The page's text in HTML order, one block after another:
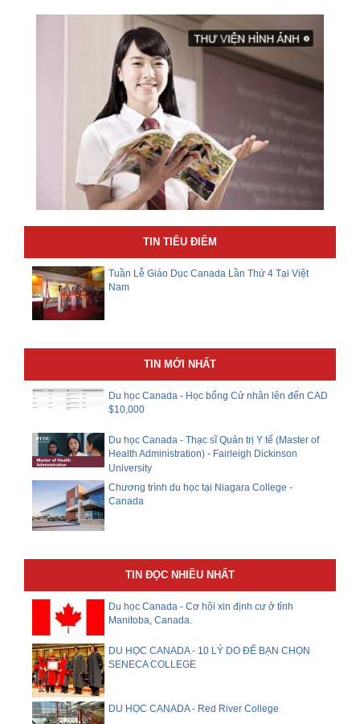
TIN TIÊU ĐIỂM
Tuần Lễ Giáo Dục Canada Lần Thứ 4 Tại Việt
Nam
TIN MỚI NHẤT
Du học Canada - Học bổng Cử nhân lên đến CAD
$10,000
Du học Canada - Thạc sĩ Quản trị Y tế (Master of
Health Administration) - Fairleigh Dickinson
University
Chương trình du học tại Niagara College -
Canada
TIN ĐỌC NHIỀU NHẤT
Du học Canada - Cơ hội xin định cư ở tỉnh
Manitoba, Canada.
DU HỌC CANADA - 10 LÝ DO ĐỂ BẠN CHỌN
SENECA COLLEGE
DU HỌC CANADA - Red River College